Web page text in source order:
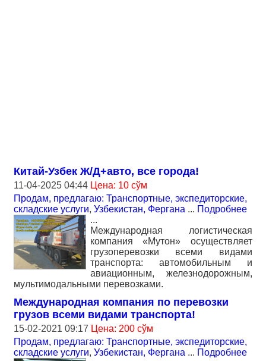
Китай-Узбек Ж/Д+авто, все города!
11-04-2025 04:44 Цена: 10 сўм
Продам, предлагаю: Транспортные, экспедиторские,
складские услуги, Узбекистан, Фергана ... Подробнее
...
Международная логистическая
компания «Мутон» осуществляет
грузоперевозки всеми видами
транспорта: автомобильным и
авиационным, железнодорожным,
мультимодальными перевозками.
Международная компания по перевозки
грузов всеми видами транспорта!
15-02-2021 09:17 Цена: 200 сўм
Продам, предлагаю: Транспортные, экспедиторские,
складские услуги, Узбекистан, Фергана ... Подробнее